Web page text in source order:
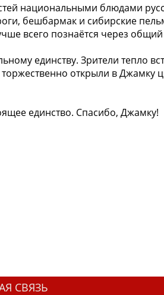
национальными блюдами
бешбармак и сибирские
всего познаётся через общий
единству. Зрители тепло
открыли в Джамку
единство. Спасибо, Джамку!
СВЯЗЬ